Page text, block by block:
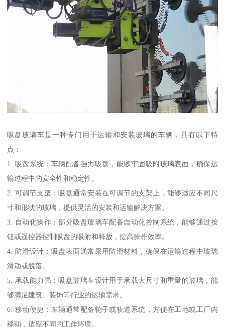
吸盘玻璃车是一种专门用于运输和安装玻璃的车辆，具有以下特
点：
1. 吸盘系统：车辆配备强力吸盘，能够牢固吸附玻璃表面，确保运
输过程中的安全性和稳定性。
2. 可调节支架：吸盘通常安装在可调节的支架上，能够适应不同尺
寸和形状的玻璃，提供灵活的安装和运输解决方案。
3. 自动化操作：部分吸盘玻璃车配备自动化控制系统，能够通过按
钮或遥控器控制吸盘的吸附和释放，提高操作效率。
4. 防滑设计：吸盘表面通常采用防滑材料，确保在运输过程中玻璃
滑动或脱落。
5. 承载能力强：吸盘玻璃车设计用于承载大尺寸和重量的玻璃，能
够满足建筑、装饰等行业的运输需求。
6. 移动便捷：车辆通常配备轮子或轨道系统，方便在工地或工厂内
移动，适应不同的工作环境。